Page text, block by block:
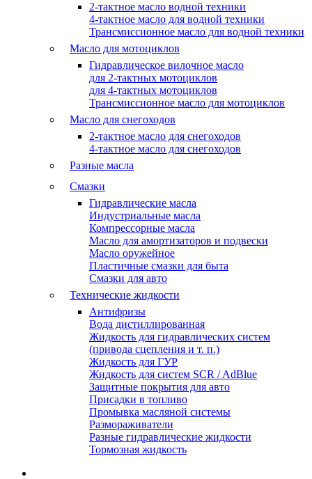
2-тактное масло водной техники
4-тактное масло для водной техники
Трансмиссионное масло для водной техники
Масло для мотоциклов
Гидравлическое вилочное масло
для 2-тактных мотоциклов
для 4-тактных мотоциклов
Трансмиссионное масло для мотоциклов
Масло для снегоходов
2-тактное масло для снегоходов
4-тактное масло для снегоходов
Разные масла
Смазки
Гидравлические масла
Индустриальные масла
Компрессорные масла
Масло для амортизаторов и подвески
Масло оружейное
Пластичные смазки для быта
Смазки для авто
Технические жидкости
Антифризы
Вода дистиллированная
Жидкость для гидравлических систем
(привода сцепления и т. п.)
Жидкость для ГУР
Жидкость для систем SCR / AdBlue
Защитные покрытия для авто
Присадки в топливо
Промывка масляной системы
Размораживатели
Разные гидравлические жидкости
Тормозная жидкость